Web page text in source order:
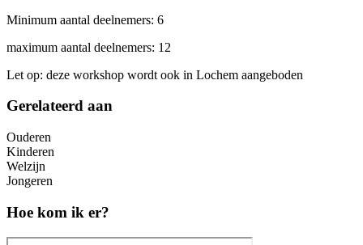
Minimum aantal deelnemers: 6
maximum aantal deelnemers: 12
Let op: deze workshop wordt ook in Lochem aangeboden
Gerelateerd aan
Ouderen
Kinderen
Welzijn
Jongeren
Hoe kom ik er?